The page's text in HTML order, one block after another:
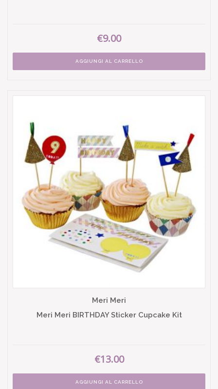
€9.00
AGGIUNGI AL CARRELLO
Meri Meri
Meri Meri BIRTHDAY Sticker Cupcake Kit
€13.00
AGGIUNGI AL CARRELLO